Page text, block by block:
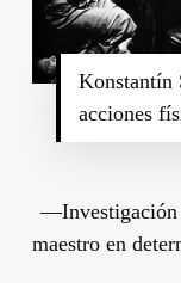
Konstantín
acciones
maestro en